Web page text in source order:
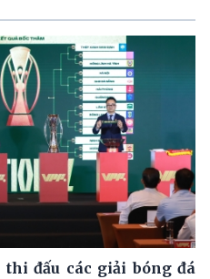
đấu các giải bóng đá